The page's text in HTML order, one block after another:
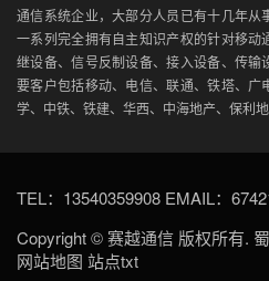
通信系统企业，大部分人员已有十几年
一系列完全拥有自主知识产权的针对移
继设备、信号反制设备、接入设备、传
要客户包括移动、电信、联通、铁塔、
学、中铁、铁建、华西、中海地产、保利地
TEL：13540359908 EMAIL：
Copyright © 赛越通信 版权所有.
网站地图 站点txt